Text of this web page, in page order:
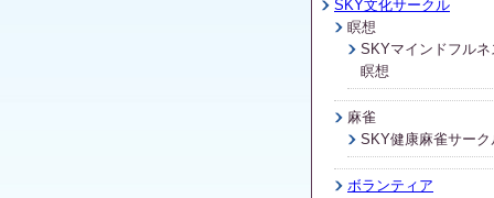
SKY文化サークル
瞑想
SKYマインドフルネ
瞑想
麻雀
SKY健康麻雀サーク
ボランティア